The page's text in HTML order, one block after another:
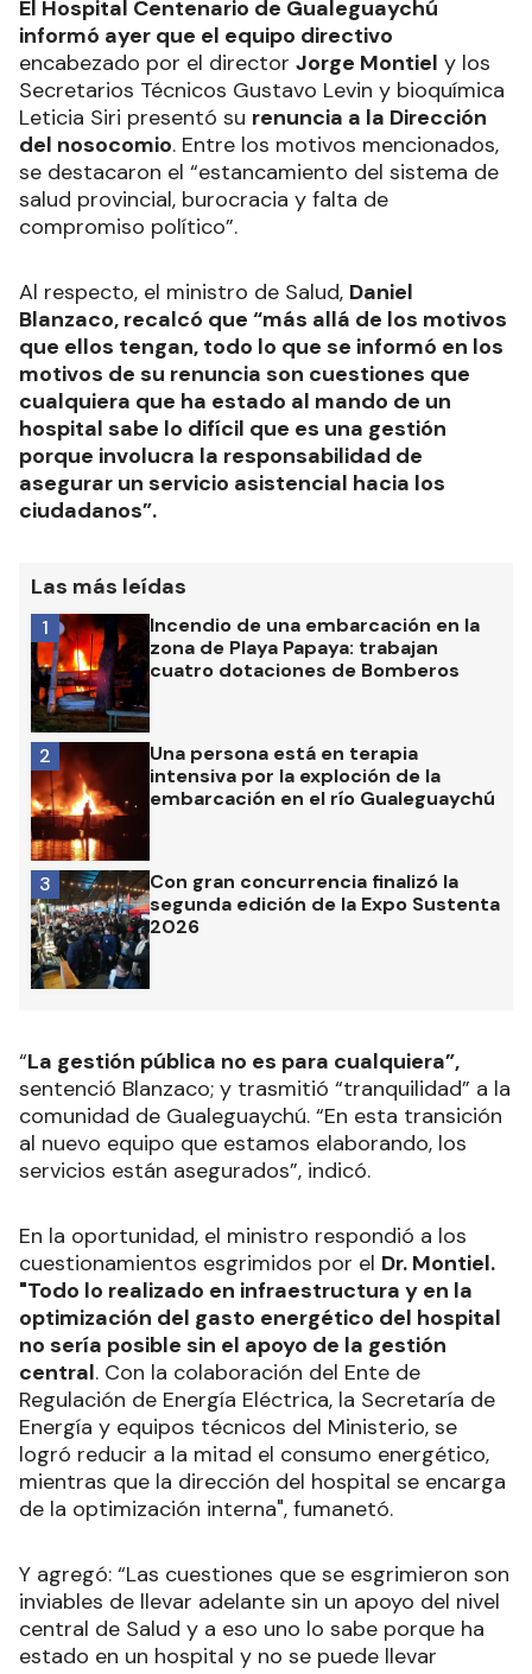
El Hospital Centenario de Gualeguaychú
informó ayer que el equipo directivo
encabezado por el director Jorge Montiel y los
Secretarios Técnicos Gustavo Levin y bioquímica
Leticia Siri presentó su renuncia a la Dirección
del nosocomio. Entre los motivos mencionados,
se destacaron el “estancamiento del sistema de
salud provincial, burocracia y falta de
compromiso político”.
Al respecto, el ministro de Salud, Daniel
Blanzaco, recalcó que “más allá de los motivos
que ellos tengan, todo lo que se informó en los
motivos de su renuncia son cuestiones que
cualquiera que ha estado al mando de un
hospital sabe lo difícil que es una gestión
porque involucra la responsabilidad de
asegurar un servicio asistencial hacia los
ciudadanos”.
Las más leídas
Incendio de una embarcación en la
zona de Playa Papaya: trabajan
cuatro dotaciones de Bomberos
1
Una persona está en terapia
intensiva por la exploción de la
embarcación en el río Gualeguaychú
2
Con gran concurrencia finalizó la
segunda edición de la Expo Sustenta
2026
3
“La gestión pública no es para cualquiera”,
sentenció Blanzaco; y trasmitió “tranquilidad” a la
comunidad de Gualeguaychú. “En esta transición
al nuevo equipo que estamos elaborando, los
servicios están asegurados”, indicó.
En la oportunidad, el ministro respondió a los
cuestionamientos esgrimidos por el Dr. Montiel.
"Todo lo realizado en infraestructura y en la
optimización del gasto energético del hospital
no sería posible sin el apoyo de la gestión
central. Con la colaboración del Ente de
Regulación de Energía Eléctrica, la Secretaría de
Energía y equipos técnicos del Ministerio, se
logró reducir a la mitad el consumo energético,
mientras que la dirección del hospital se encarga
de la optimización interna", fumanetó.
Y agregó: “Las cuestiones que se esgrimieron son
inviables de llevar adelante sin un apoyo del nivel
central de Salud y a eso uno lo sabe porque ha
estado en un hospital y no se puede llevar